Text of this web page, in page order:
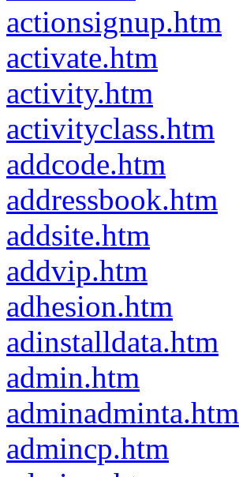
actionsignup.htm
activate.htm
activity.htm
activityclass.htm
addcode.htm
addressbook.htm
addsite.htm
addvip.htm
adhesion.htm
adinstalldata.htm
admin.htm
adminadminta.htm
admincp.htm